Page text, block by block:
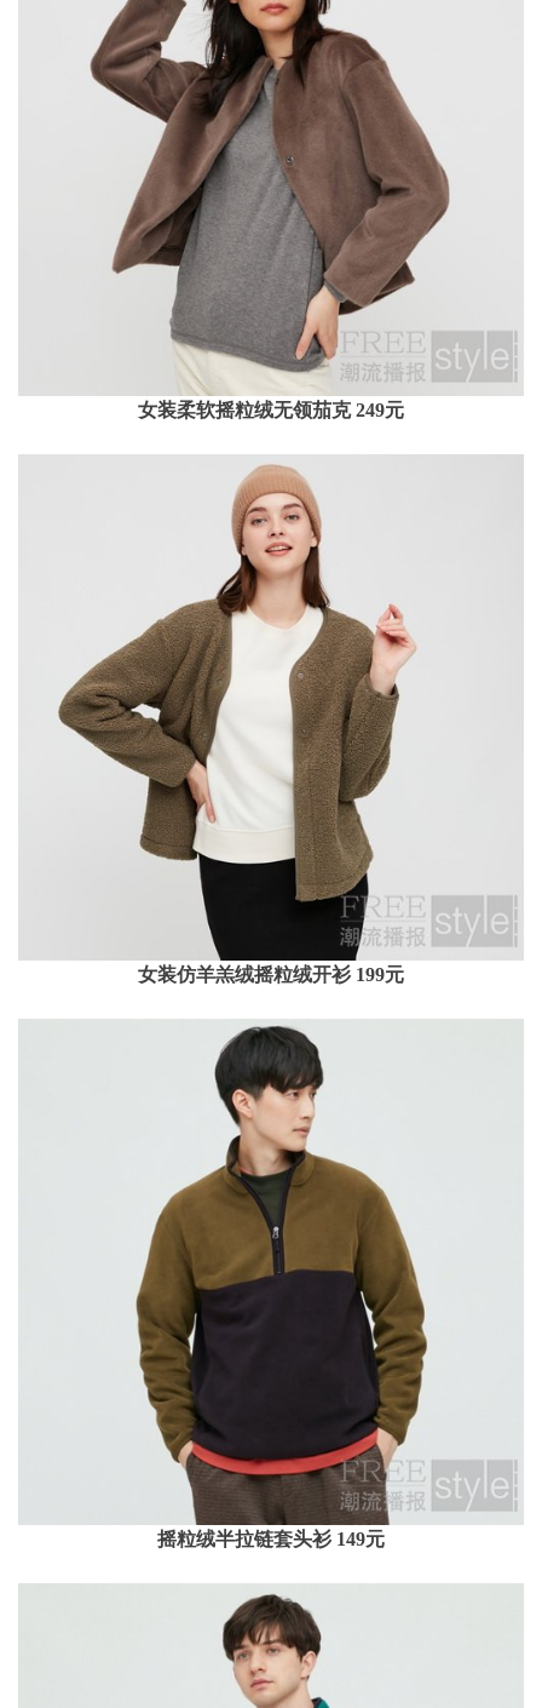
女装柔软摇粒绒无领茄克 249元
女装仿羊羔绒摇粒绒开衫 199元
摇粒绒半拉链套头衫 149元